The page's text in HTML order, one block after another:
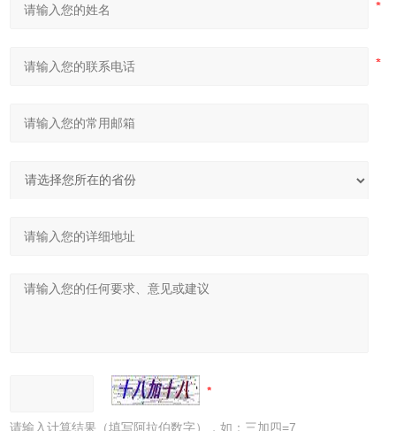
请输入计算结果（填写阿拉伯数字），如：三加四=7